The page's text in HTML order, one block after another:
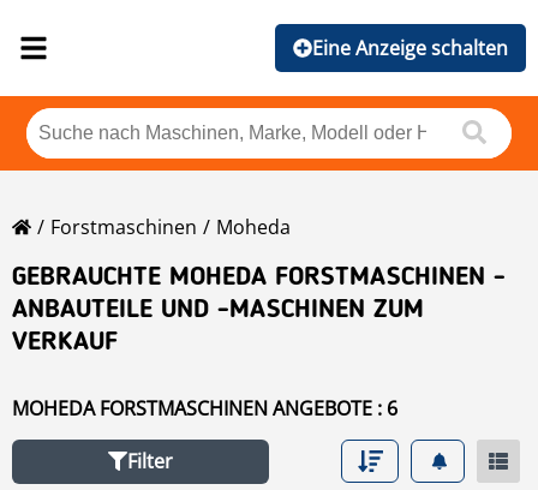
Eine Anzeige schalten
Forstmaschinen
Moheda
GEBRAUCHTE MOHEDA FORSTMASCHINEN -
ANBAUTEILE UND -MASCHINEN ZUM
VERKAUF
MOHEDA FORSTMASCHINEN ANGEBOTE : 6
Filter